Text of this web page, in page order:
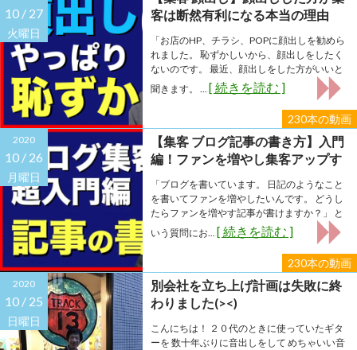
10 / 27
火曜日
230本の動画
客は断然有利になる本当の理由
「お店のHP、チラシ、POPに顔出しを勧めら
れました。 恥ずかしいから、顔出しをしたく
ないのです。 最近、顔出しをした方がいいと
聞きます。 ... [ 続きを読む ]
2020
10 / 26
月曜日
230本の動画
【集客 ブログ記事の書き方】入門
編！ファンを増やし集客アップす
る記事の書き方！３つのポイント
「ブログを書いています。 日記のようなこと
を書いてファンを増やしたいんです。 どうし
たらファンを増やす記事が書けますか？」 と
いう質問にお... [ 続きを読む ]
2020
10 / 25
日曜日
別会社を立ち上げ計画は失敗に終
わりました(><)
こんにちは！ ２０代のときに使っていたギタ
ーを 数十年ぶりに音出しをして めちゃいい音